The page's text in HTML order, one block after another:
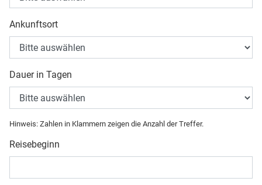
Ankunftsort
Dauer in Tagen
Hinweis: Zahlen in Klammern zeigen die Anzahl der Treffer.
Reisebeginn